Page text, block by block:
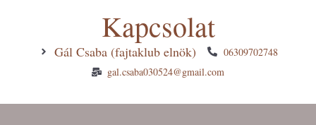
Kapcsolat
Gál Csaba (fajtaklub elnök)
06309702748
gal.csaba030524@gmail.com